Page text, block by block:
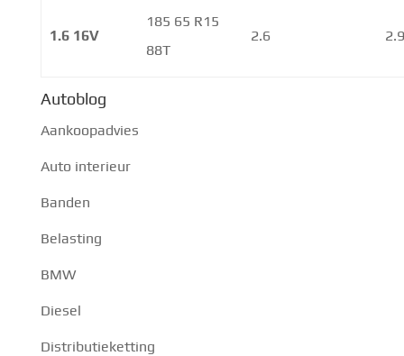
1.6 16V
185 65 R15
88T
2.6
Autoblog
Aankoopadvies
Auto interieur
Banden
Belasting
BMW
Diesel
Distributieketting